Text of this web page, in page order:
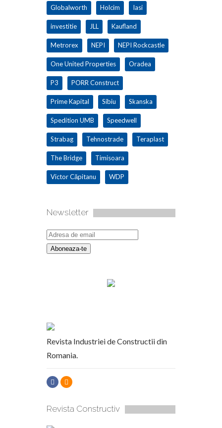
Globalworth Holcim Iasi
investitie JLL Kaufland
Metrorex NEPI NEPI Rockcastle
One United Properties Oradea
P3 PORR Construct
Prime Kapital Sibiu Skanska
Spedition UMB Speedwell
Strabag Tehnostrade Teraplast
The Bridge Timisoara
Victor Căpitanu WDP
Newsletter
Revista Industriei de Constructii din
Romania.
Revista Constructiv